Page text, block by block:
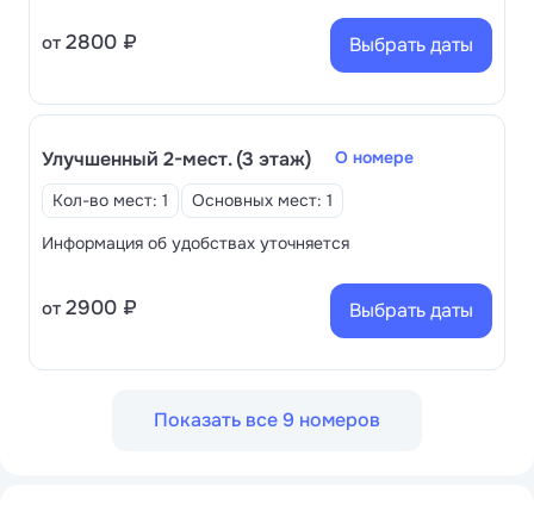
от 2800 ₽ Выбрать даты
Улучшенный 2-мест. (3 этаж)
О номере
Кол-во мест: 1
Основных мест: 1
Информация об удобствах уточняется
от 2900 ₽ Выбрать даты
Показать все 9 номеров